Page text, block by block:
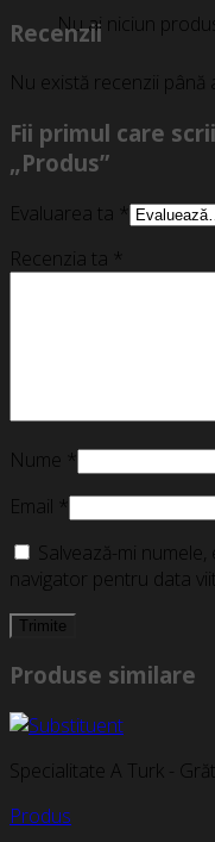
Nu ai niciun
Recenzii
Nu există recenzii până
Fii primul care
„Produs”
Evaluarea ta *
Recenzia ta *
Nume *
Email *
Salvează-mi
navigator pentru data
Produse similare
Specialitate A Turk -
Produs